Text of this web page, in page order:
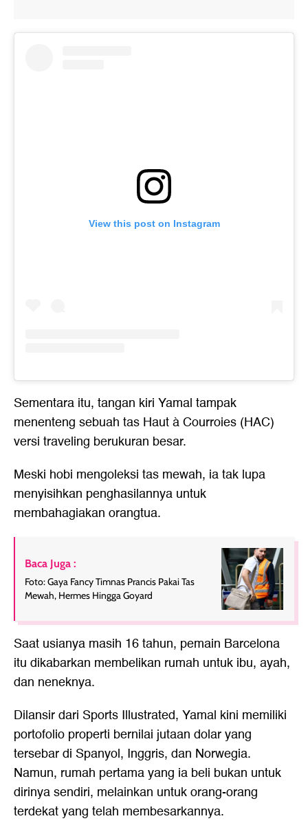
View this post on Instagram
Sementara itu, tangan kiri Yamal tampak
menenteng sebuah tas Haut à Courroies (HAC)
versi traveling berukuran besar.
Meski hobi mengoleksi tas mewah, ia tak lupa
menyisihkan penghasilannya untuk
membahagiakan orangtua.
Baca Juga :
Foto: Gaya Fancy Timnas Prancis Pakai Tas
Mewah, Hermes Hingga Goyard
Saat usianya masih 16 tahun, pemain Barcelona
itu dikabarkan membelikan rumah untuk ibu, ayah,
dan neneknya.
Dilansir dari Sports Illustrated, Yamal kini memiliki
portofolio properti bernilai jutaan dolar yang
tersebar di Spanyol, Inggris, dan Norwegia.
Namun, rumah pertama yang ia beli bukan untuk
dirinya sendiri, melainkan untuk orang-orang
terdekat yang telah membesarkannya.